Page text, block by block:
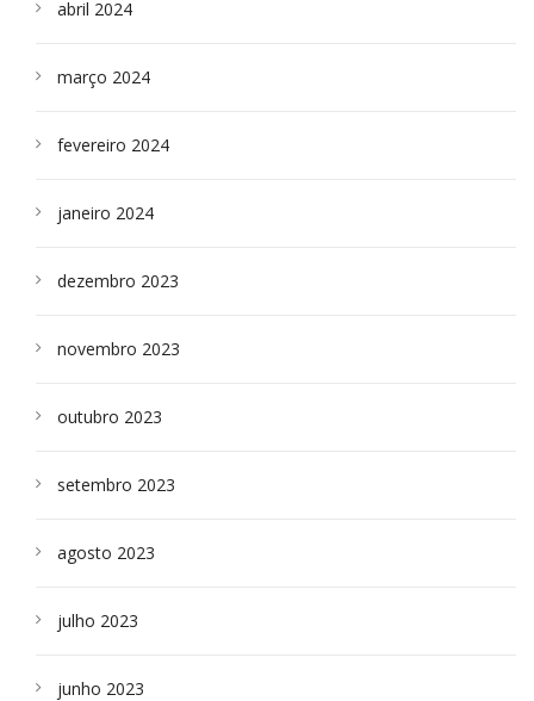
abril 2024
março 2024
fevereiro 2024
janeiro 2024
dezembro 2023
novembro 2023
outubro 2023
setembro 2023
agosto 2023
julho 2023
junho 2023